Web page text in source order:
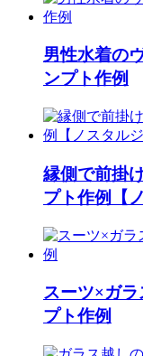
男性水着の
ンプト作例
縁側で前掛
プト作例【
スーツ×ガ
プト作例